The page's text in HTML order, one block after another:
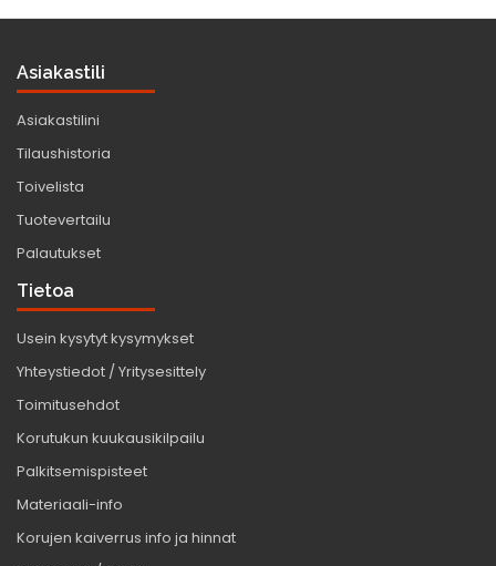
Asiakastili
Asiakastilini
Tilaushistoria
Toivelista
Tuotevertailu
Palautukset
Tietoa
Usein kysytyt kysymykset
Yhteystiedot / Yritysesittely
Toimitusehdot
Korutukun kuukausikilpailu
Palkitsemispisteet
Materiaali-info
Korujen kaiverrus info ja hinnat